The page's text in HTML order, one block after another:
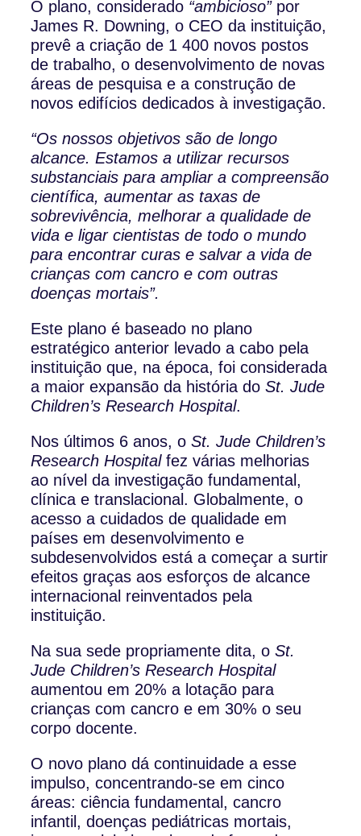
O plano, considerado “ambicioso”por
James R. Downing, o CEO da instituição,
prevê a criação de 1 400 novos postos
de trabalho, o desenvolvimento de novas
áreas de pesquisa e a construção de
novos edifícios dedicados à investigação.
“Os nossos objetivos são de longo
alcance. Estamos a utilizar recursos
substanciais para ampliar a compreensão
científica, aumentar as taxas de
sobrevivência, melhorar a qualidade de
vida e ligar cientistas de todo o mundo
para encontrar curas e salvar a vida de
crianças com cancro e com outras
doenças mortais”.
Este plano é baseado no plano
estratégico anterior levado a cabo pela
instituição que, na época, foi considerada
a maior expansão da história doSt. Jude
Children’s Research Hospital.
Nos últimos 6 anos, oSt. Jude Children’s
Research Hospitalfez várias melhorias
ao nível da investigação fundamental,
clínica e translacional. Globalmente, o
acesso a cuidados de qualidade em
países em desenvolvimento e
subdesenvolvidos está a começar a surtir
efeitos graças aos esforços de alcance
internacional reinventados pela
instituição.
Na sua sede propriamente dita, oSt.
Jude Children’s Research Hospital
aumentou em 20% a lotação para
crianças com cancro e em 30% o seu
corpo docente.
O novo plano dá continuidade a esse
impulso, concentrando-se em cinco
áreas: ciência fundamental, cancro
infantil, doenças pediátricas mortais,